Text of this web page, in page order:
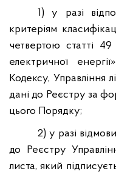
1) у разі
критеріям
четвертою статті
електричної
Кодексу, Управління
дані до Реєстру за
цього Порядку;
2) у разі
до Реєстру
листа, який